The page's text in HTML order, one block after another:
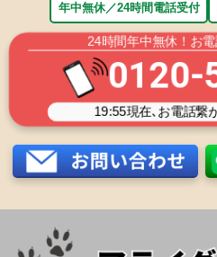
年中無休／24時間電話受付
24時間年中無休！お電
0120-
19:55現在､お電話繋